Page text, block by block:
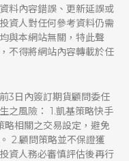
料內容錯誤、更新延誤或
資人對任何參考資料仍需
與本網站無關，特此聲
不得將網站內容轉載於任
3日內簽訂期貨顧問委任
之風險： 1.凱基策略快手
相關之交易設定，避免
2.顧問策略並不保證獲
資人務必審慎評估後再行